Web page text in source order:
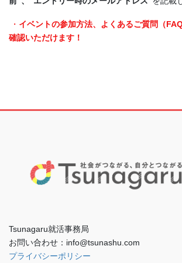
・ イベントの参加方法、よくあるご質問（
確認いただけます！
Tsunagaru就活事務局
お問い合わせ：info@tsunashu.com
プライバシーポリシー